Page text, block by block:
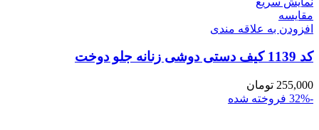
مقايسه
افزودن به علاقه مندی
کد 1139 کیف دستی دوشی زنانه جلو دوخت
255,000 تومان
-32%
فروخته شده